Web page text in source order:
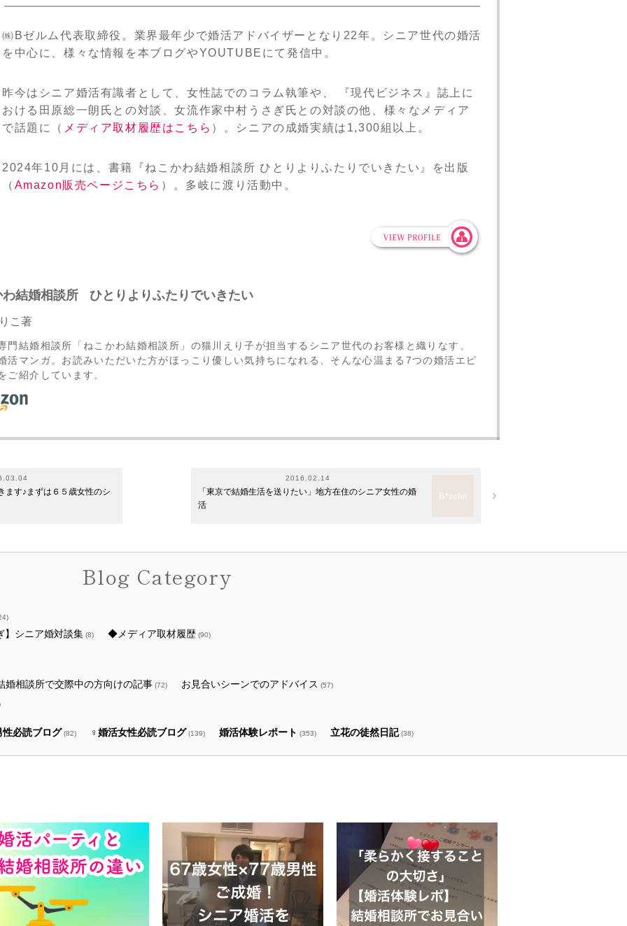
㈱Bゼルム代表取締役。業界最年少で婚活アドバイザーとなり22年。シニア世代の婚活
を中心に、様々な情報を本ブログやYOUTUBEにて発信中。
昨今はシニア婚活有識者として、女性誌でのコラム執筆や、 『現代ビジネス』誌上に
おける田原総一朗氏との対談、女流作家中村うさぎ氏との対談の他、様々なメディア
で話題に（ メディア取材履歴はこちら ）。シニアの成婚実績は1,300組以上。
2024年10月には、書籍『ねこかわ結婚相談所 ひとりよりふたりでいきたい』を出版
（ Amazon販売ページこちら ）。多岐に渡り活動中。
結婚相談所 ひとりよりふたりでいきたい
こ著
門結婚相談所「ねこかわ結婚相談所」の猫川えり子が担当するシニア世代のお客様と織りなす、
活マンガ。お読みいただいた方がほっこり優しい気持ちになれる、そんな心温まる7つの婚活エピ
ご紹介しています。
ます♪まずは６５歳女性のシ
2016.02.14
「東京で結婚生活を送りたい」地方在住のシニア女性の婚
活
Blog Category
】シニア婚対談集 (8) ◆メディア取材履歴 (90)
婚相談所で交際中の方向けの記事 (72) お見合いシーンでのアドバイス (57)
必読ブログ (82) ♀婚活女性必読ブログ (139) 婚活体験レポート (353) 立花の徒然日記(38)